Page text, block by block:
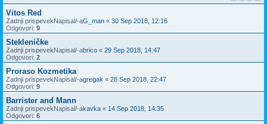
Vitos Red
Zadnji prispevekNapisal/-aG_man « 30 Sep 2018, 12:16
Odgovori: 9
Stekleničke
Zadnji prispevekNapisal/-abrico « 29 Sep 2018, 14:47
Odgovori: 2
Proraso Kozmetika
Zadnji prispevekNapisal/-agregak « 28 Sep 2018, 22:47
Odgovori: 9
Barrister and Mann
Zadnji prispevekNapisal/-akavka « 14 Sep 2018, 14:35
Odgovori: 6